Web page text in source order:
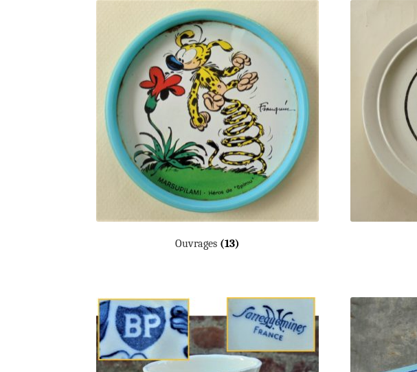
Ouvrages (13)